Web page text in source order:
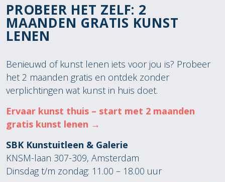
PROBEER HET ZELF: 2
MAANDEN GRATIS KUNST
LENEN
Benieuwd of kunst lenen iets voor jou is? Probeer
het 2 maanden gratis en ontdek zonder
verplichtingen wat kunst in huis doet.
Ervaar kunst thuis – start met 2 maanden
gratis kunst lenen →
SBK Kunstuitleen & Galerie
KNSM-laan 307-309, Amsterdam
Dinsdag t/m zondag: 11.00 – 18.00 uur